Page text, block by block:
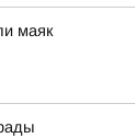
маяк